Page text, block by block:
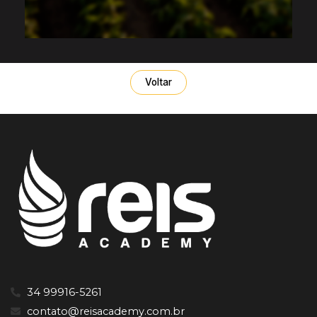
Voltar
34 99916-5261
contato@reisacademy.com.br